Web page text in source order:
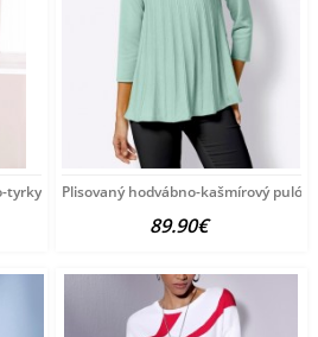
tyrkysovýPlisovaný hodvábno-kašmírový
89.90€